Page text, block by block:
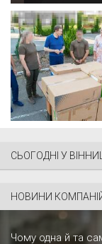
СЬОГОДНІ У
НОВИНИ
Чому одна й та